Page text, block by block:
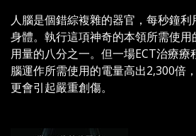
人腦是個錯綜複雜的器官，每秒鐘
身體。執行這項神奇的本領所需使
用量的八分之一。但一場ECT治療療
腦運作所需使用的電量高出2,300倍
更會引起嚴重創傷。